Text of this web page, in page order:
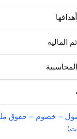
المالية
– خصوم – حقوق